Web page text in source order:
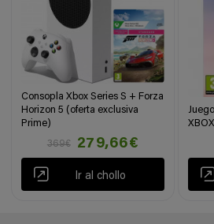
Consopla Xbox Series S + Forza
Horizon 5 (oferta exclusiva
Prime)
369€
279,66€
Ir al chollo